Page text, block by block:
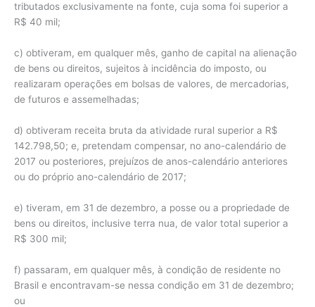
tributados exclusivamente na fonte, cuja soma foi superior a
R$ 40 mil;
c) obtiveram, em qualquer mês, ganho de capital na alienação
de bens ou direitos, sujeitos à incidência do imposto, ou
realizaram operações em bolsas de valores, de mercadorias,
de futuros e assemelhadas;
d) obtiveram receita bruta da atividade rural superior a R$
142.798,50; e, pretendam compensar, no ano-calendário de
2017 ou posteriores, prejuízos de anos-calendário anteriores
ou do próprio ano-calendário de 2017;
e) tiveram, em 31 de dezembro, a posse ou a propriedade de
bens ou direitos, inclusive terra nua, de valor total superior a
R$ 300 mil;
f) passaram, em qualquer mês, à condição de residente no
Brasil e encontravam-se nessa condição em 31 de dezembro;
ou